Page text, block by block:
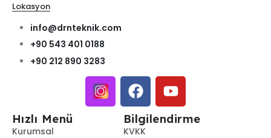
Lokasyon
info@drnteknik.com
+90 543 401 0188
+90 212 890 3283
Hızlı Menü
Kurumsal
Bilgilendirme
KVKK